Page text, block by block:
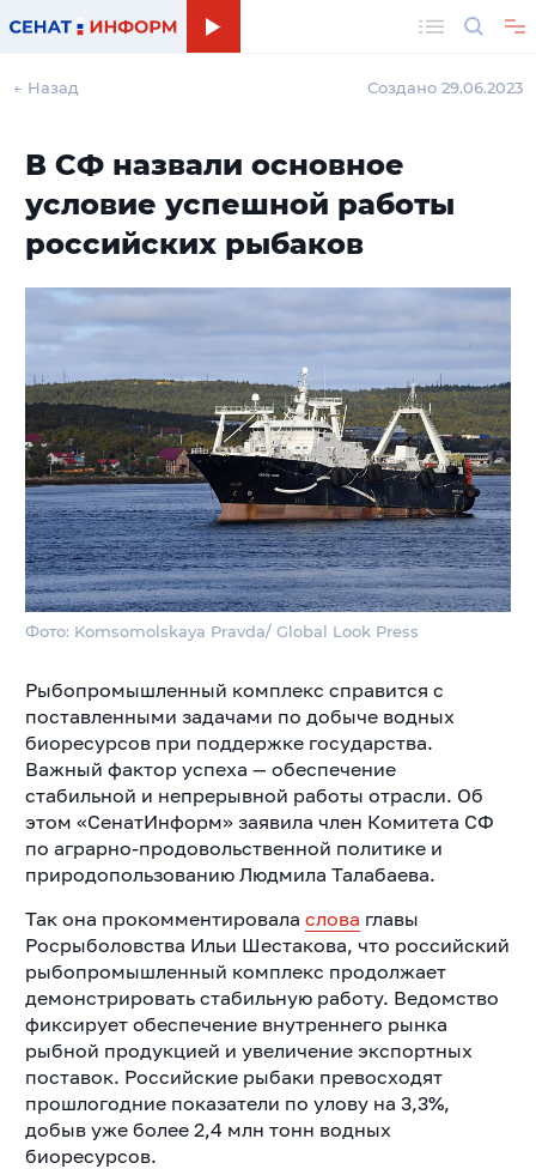
← Назад Создано 29.06.2023
В СФ назвали основное
условие успешной работы
российских рыбаков
Фото: Komsomolskaya Pravda/ Global Look Press
Рыбопромышленный комплекс справится с
поставленными задачами по добыче водных
биоресурсов при поддержке государства.
Важный фактор успеха — обеспечение
стабильной и непрерывной работы отрасли. Об
этом «СенатИнформ» заявила член Комитета СФ
по аграрно-продовольственной политике и
природопользованию Людмила Талабаева.
Так она прокомментировала слова главы
Росрыболовства Ильи Шестакова, что российский
рыбопромышленный комплекс продолжает
демонстрировать стабильную работу. Ведомство
фиксирует обеспечение внутреннего рынка
рыбной продукцией и увеличение экспортных
поставок. Российские рыбаки превосходят
прошлогодние показатели по улову на 3,3%,
добыв уже более 2,4 млн тонн водных
биоресурсов.